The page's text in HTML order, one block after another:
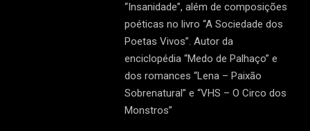
“Insanidade”, além de composições
poéticas no livro “A Sociedade dos
Poetas Vivos”. Autor da
enciclopédia “Medo de Palhaço” e
dos romances “Lena – Paixão
Sobrenatural” e “VHS – O Circo dos
Monstros”